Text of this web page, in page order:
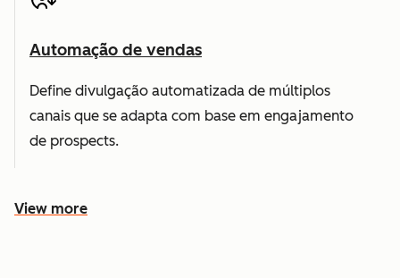
Automação de vendas
Define divulgação automatizada de múltiplos
canais que se adapta com base em engajamento
de prospects.
View more